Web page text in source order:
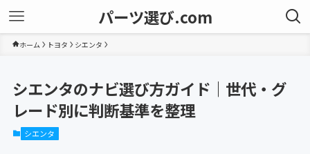
パーツ選び.com
ホーム トヨタ シエンタ
シエンタのナビ選び方ガイド｜世代・グ
レード別に判断基準を整理
シエンタ